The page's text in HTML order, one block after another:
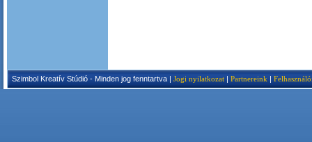
Szimbol Kreatív Stúdió - Minden jog fenntartva | Jogi nyilatkozat | Partnereink |